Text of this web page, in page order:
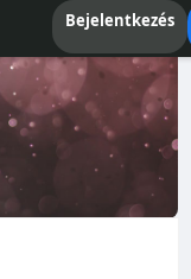
Bejelentkezés